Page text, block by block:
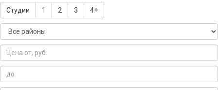
Студии 1 2 3 4+